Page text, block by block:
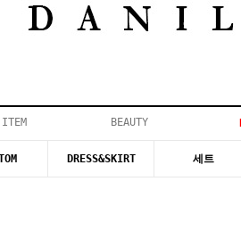
BEAUTY
DRESS&SKIRT 세트